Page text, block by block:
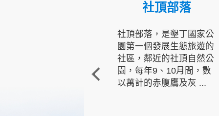
社頂部落
社頂部落，是墾丁國家公
園第一個發展生態旅遊的
社區，鄰近的社頂自然公
園，每年9、10月間，數
以萬計的赤腹鷹及灰 ...